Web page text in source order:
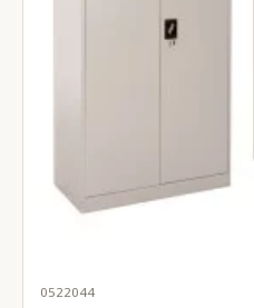
0522044